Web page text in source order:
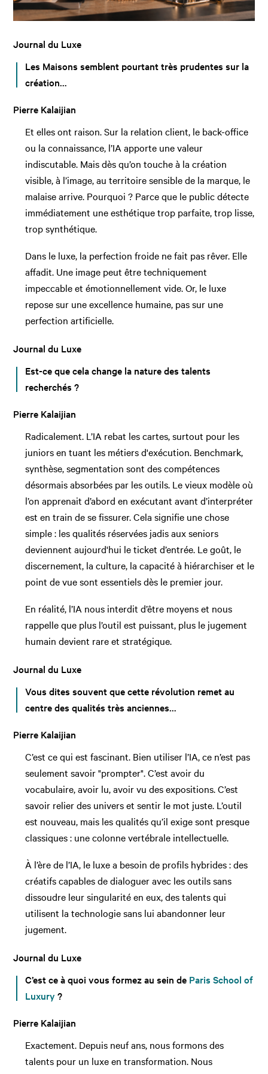
Journal du Luxe
Les Maisons semblent pourtant très prudentes sur la
création…
Pierre Kalaijian
Et elles ont raison. Sur la relation client, le back-office
ou la connaissance, l’IA apporte une valeur
indiscutable. Mais dès qu’on touche à la création
visible, à l’image, au territoire sensible de la marque, le
malaise arrive. Pourquoi ? Parce que le public détecte
immédiatement une esthétique trop parfaite, trop lisse,
trop synthétique.
Dans le luxe, la perfection froide ne fait pas rêver. Elle
affadit. Une image peut être techniquement
impeccable et émotionnellement vide. Or, le luxe
repose sur une excellence humaine, pas sur une
perfection artificielle.
Journal du Luxe
Est-ce que cela change la nature des talents
recherchés ?
Pierre Kalaijian
Radicalement. L’IA rebat les cartes, surtout pour les
juniors en tuant les métiers d'exécution. Benchmark,
synthèse, segmentation sont des compétences
désormais absorbées par les outils. Le vieux modèle où
l’on apprenait d’abord en exécutant avant d’interpréter
est en train de se fissurer. Cela signifie une chose
simple : les qualités réservées jadis aux seniors
deviennent aujourd'hui le ticket d’entrée. Le goût, le
discernement, la culture, la capacité à hiérarchiser et le
point de vue sont essentiels dès le premier jour.
En réalité, l’IA nous interdit d’être moyens et nous
rappelle que plus l’outil est puissant, plus le jugement
humain devient rare et stratégique.
Journal du Luxe
Vous dites souvent que cette révolution remet au
centre des qualités très anciennes…
Pierre Kalaijian
C’est ce qui est fascinant. Bien utiliser l’IA, ce n’est pas
seulement savoir "prompter". C’est avoir du
vocabulaire, avoir lu, avoir vu des expositions. C’est
savoir relier des univers et sentir le mot juste. L’outil
est nouveau, mais les qualités qu’il exige sont presque
classiques : une colonne vertébrale intellectuelle.
À l’ère de l’IA, le luxe a besoin de profils hybrides : des
créatifs capables de dialoguer avec les outils sans
dissoudre leur singularité en eux, des talents qui
utilisent la technologie sans lui abandonner leur
jugement.
Journal du Luxe
C’est ce à quoi vous formez au sein de Paris School of
Luxury ?
Pierre Kalaijian
Exactement. Depuis neuf ans, nous formons des
talents pour un luxe en transformation. Nous